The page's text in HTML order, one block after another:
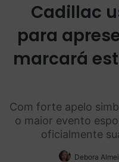
Cadillac
para
marcará
Com forte apelo
o maior evento
oficialmente
Debora